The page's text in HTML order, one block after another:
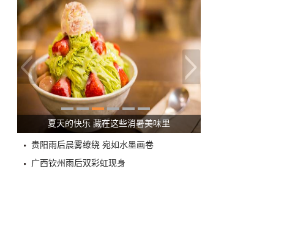
夏天的快乐 藏在这些消暑美味里
贵阳雨后晨雾缭绕 宛如水墨画卷
广西钦州雨后双彩虹现身